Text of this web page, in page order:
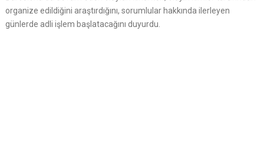
organize edildiğini araştırdığını, sorumlular hakkında ilerleyen
günlerde adli işlem başlatacağını duyurdu.